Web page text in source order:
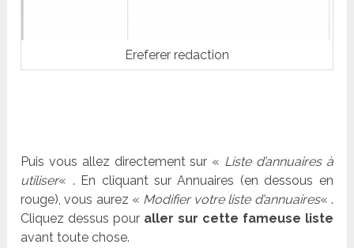
Ereferer redaction
Puis vous allez directement sur « Liste d’annuaires à
utiliser« . En cliquant sur Annuaires (en dessous en
rouge), vous aurez « Modifier votre liste d’annuaires« .
Cliquez dessus pour aller sur cette fameuse liste
avant toute chose.